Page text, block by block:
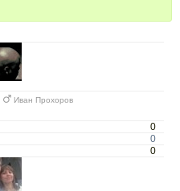
Иван Прохоров
0
0
0